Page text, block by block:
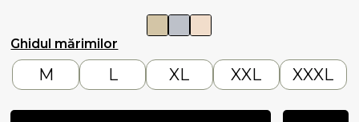
Ghidul mărimilor
M L XL XXL XXXL